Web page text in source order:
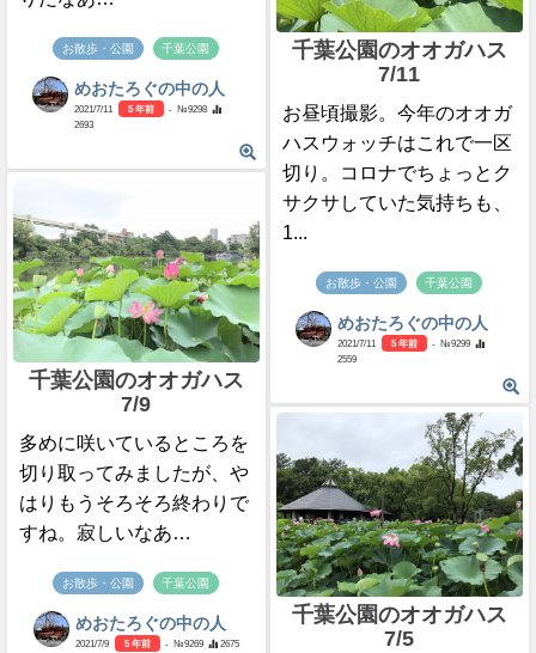
お散歩・公園 千葉公園
めおたろぐの中の人
2021/7/11 5 年前
- №9298
2693
千葉公園のオオガハス
7/11
お昼頃撮影。今年のオオガ
ハスウォッチはこれで一区
切り。コロナでちょっとク
サクサしていた気持ちも、
1...
お散歩・公園 千葉公園
めおたろぐの中の人
2021/7/11 5 年前
- №9299
2559
千葉公園のオオガハス
7/9
多めに咲いているところを
切り取ってみましたが、や
はりもうそろそろ終わりで
すね。寂しいなあ…
お散歩・公園 千葉公園
めおたろぐの中の人
2021/7/9 5 年前 - №9269 2675
千葉公園のオオガハス
7/5